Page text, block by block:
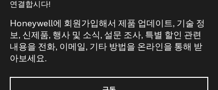
연결합시다!
Honeywell에 회원가입해서 제품 업데이트, 기술 정
보, 신제품, 행사 및 소식, 설문 조사, 특별 할인 관련
내용을 전화, 이메일, 기타 방법을 온라인을 통해 받
아보세요.